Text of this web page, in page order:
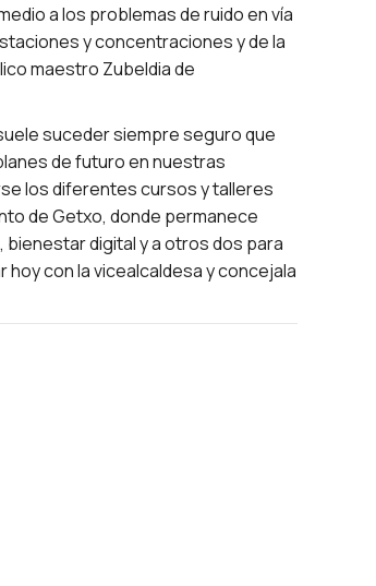
a los problemas de ruido en vía
y concentraciones y de la
maestro Zubeldia de
suceder siempre seguro que
de futuro en nuestras
los diferentes cursos y talleres
de Getxo, donde permanece
digital y a otros dos para
hoy con la vicealcaldesa y concejala